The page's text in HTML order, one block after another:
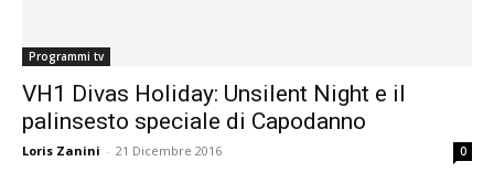
Programmi tv
VH1 Divas Holiday: Unsilent Night e il
palinsesto speciale di Capodanno
Loris Zanini - 21 Dicembre 2016 0